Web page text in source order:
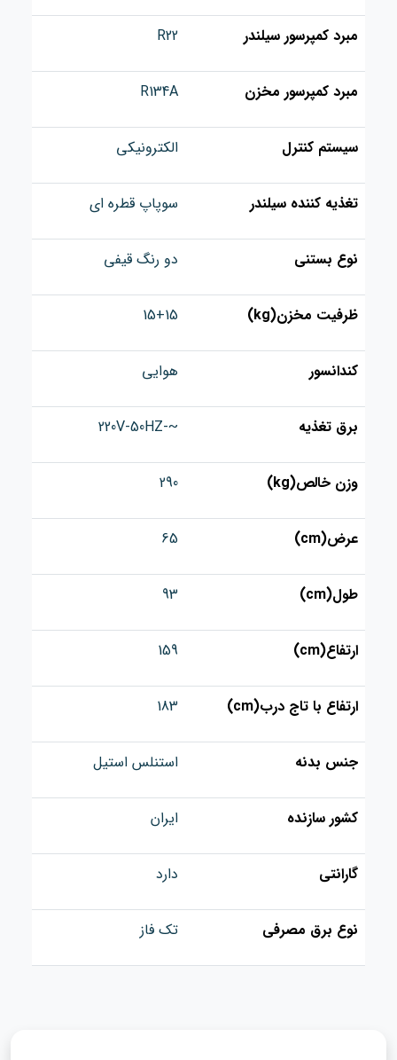
مبرد کمپرسور سیلندر R22
مبرد کمپرسور مخزن R134A
سیستم کنترل الکترونیکی
تغذیه کننده سیلندر سوپاپ قطره ای
نوع بستنی دو رنگ قیفی
ظرفیت مخزن(kg) 15+15
کندانسور هوایی
برق تغذیه ~-220V-50HZ
وزن خالص(kg) 290
عرض(cm) 65
طول(cm) 93
ارتفاع(cm) 159
ارتفاع با تاج درب(cm) 183
جنس بدنه استنلس استیل
کشور سازنده ایران
گارانتی دارد
نوع برق مصرفی تک فاز